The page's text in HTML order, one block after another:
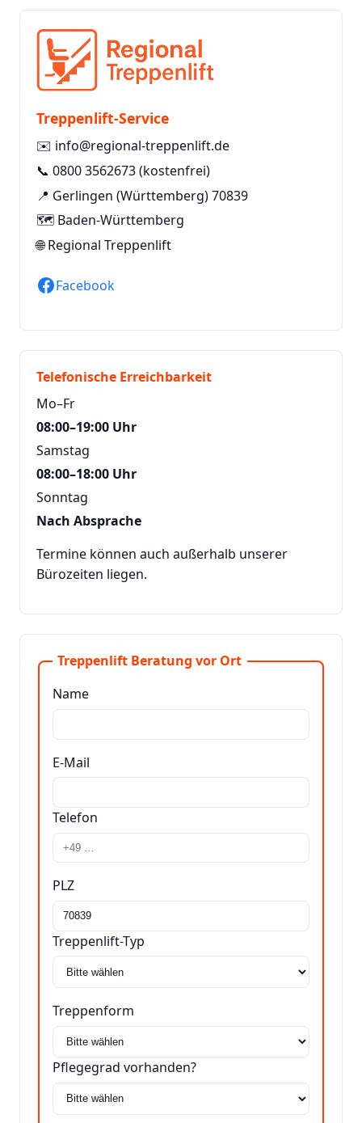
Treppenlift-Service
✉️ info@regional-treppenlift.de
📞 0800 3562673(kostenfrei)
📍 Gerlingen (Württemberg) 70839
🗺️ Baden-Württemberg
🌐Regional Treppenlift
Facebook
Telefonische Erreichbarkeit
Mo–Fr
08:00–19:00 Uhr
Samstag
08:00–18:00 Uhr
Sonntag
Nach Absprache
Termine können auch außerhalb unserer
Bürozeiten liegen.
Treppenlift Beratung vor Ort
Name
E-Mail
Telefon
PLZ
Treppenlift-Typ
Treppenform
Pflegegrad vorhanden?